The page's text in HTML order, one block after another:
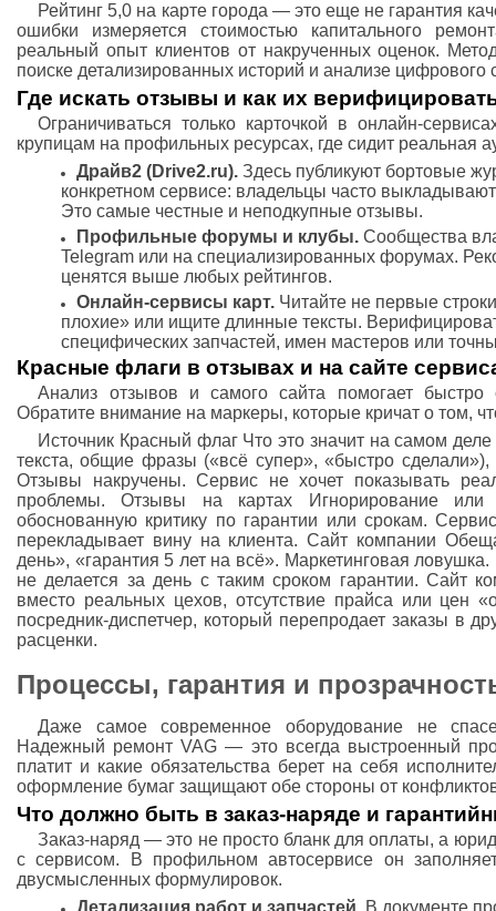
Рейтинг 5,0 на карте города — это еще не гарантия
ошибки измеряется стоимостью капитального
реальный опыт клиентов от накрученных оценок.
поиске детализированных историй и анализе цифрового
Где искать отзывы и как их
Ограничиваться только карточкой в онлайн-
крупицам на профильных ресурсах, где сидит реальная
Драйв2 (Drive2.ru). Здесь публикуют бортовые
конкретном сервисе: владельцы часто
Это самые честные и неподкупные отзывы.
Профильные форумы и клубы. Сообщества
Telegram или на специализированных форумах.
ценятся выше любых рейтингов.
Онлайн-сервисы карт. Читайте не первые
плохие» или ищите длинные тексты.
специфических запчастей, имен мастеров или
Красные флаги в отзывах и на сайте
Анализ отзывов и самого сайта помогает быстро
Обратите внимание на маркеры, которые кричат о том,
Источник Красный флаг Что это значит на самом
текста, общие фразы («всё супер», «быстро
Отзывы накручены. Сервис не хочет показывать
проблемы. Отзывы на картах Игнорирование или
обоснованную критику по гарантии или срокам.
перекладывает вину на клиента. Сайт компании
день», «гарантия 5 лет на всё». Маркетинговая
не делается за день с таким сроком гарантии. Сайт
вместо реальных цехов, отсутствие прайса или цен
посредник-диспетчер, который перепродает заказы в
расценки.
Процессы, гарантия и
Даже самое современное оборудование не
Надежный ремонт VAG — это всегда выстроенный
платит и какие обязательства берет на себя
оформление бумаг защищают обе стороны от
Что должно быть в заказ‑наряде и
Заказ-наряд — это не просто бланк для оплаты, а
с сервисом. В профильном автосервисе он
двусмысленных формулировок.
Детализация работ и запчастей.
В документе